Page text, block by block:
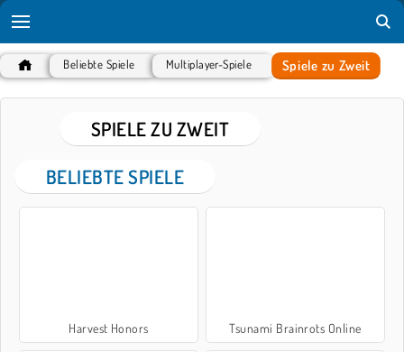
Beliebte Spiele Multiplayer-Spiele Spiele zu Zweit
SPIELE ZU ZWEIT
BELIEBTE SPIELE
Harvest Honors Tsunami Brainrots Online